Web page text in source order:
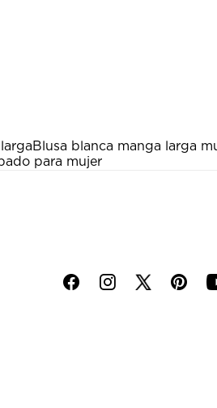
Blusa blanca manga larga
para mujer
f i p